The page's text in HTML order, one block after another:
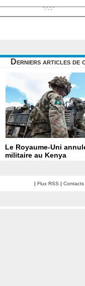
Derniers articles de
Le Royaume-Uni
militaire au Kenya
| Flux RSS | Contacts